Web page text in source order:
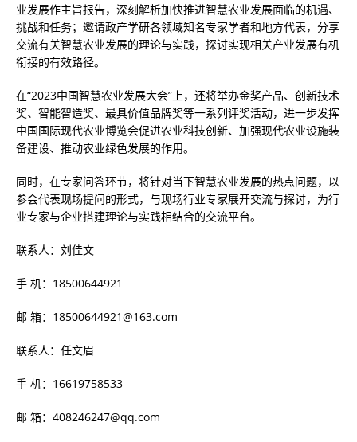
业发展作主旨报告，深刻解析加快推进智慧农业发展面临的机遇、
挑战和任务；邀请政产学研各领域知名专家学者和地方代表，分享
交流有关智慧农业发展的理论与实践，探讨实现相关产业发展有机
衔接的有效路径。
在“2023中国智慧农业发展大会”上，还将举办金奖产品、创新技术
奖、智能智造奖、最具价值品牌奖等一系列评奖活动，进一步发挥
中国国际现代农业博览会促进农业科技创新、加强现代农业设施装
备建设、推动农业绿色发展的作用。
同时，在专家问答环节，将针对当下智慧农业发展的热点问题，以
参会代表现场提问的形式，与现场行业专家展开交流与探讨，为行
业专家与企业搭建理论与实践相结合的交流平台。
联系人：刘佳文
手 机：18500644921
邮 箱：18500644921@163.com
联系人：任文眉
手 机：16619758533
邮 箱：408246247@qq.com